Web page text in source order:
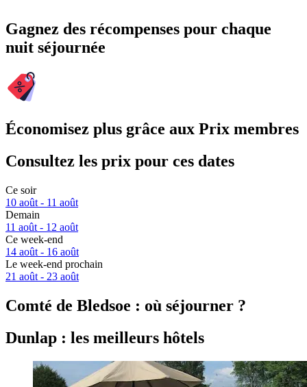
Gagnez des récompenses pour chaque
nuit séjournée
Économisez plus grâce aux Prix membres
Consultez les prix pour ces dates
Ce soir
10 août - 11 août
Demain
11 août - 12 août
Ce week-end
14 août - 16 août
Le week-end prochain
21 août - 23 août
Comté de Bledsoe : où séjourner ?
Dunlap : les meilleurs hôtels